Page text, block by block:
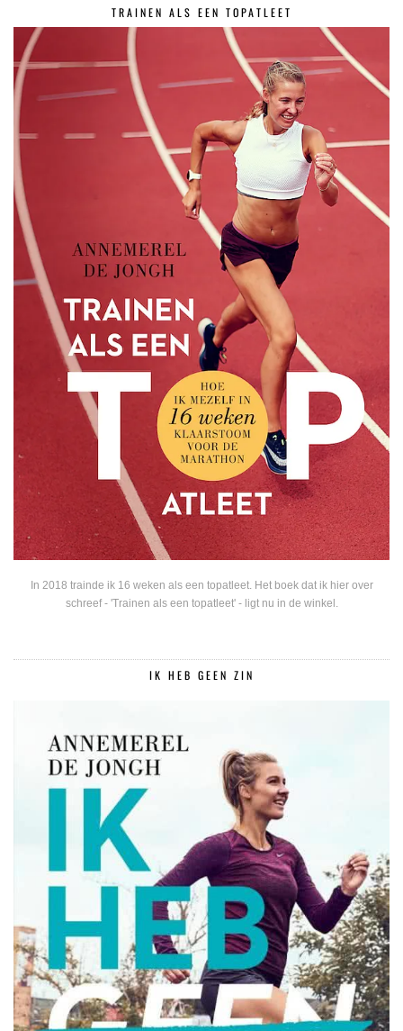
TRAINEN ALS EEN TOPATLEET
In 2018 trainde ik 16 weken als een topatleet. Het boek dat ik hier over
schreef - 'Trainen als een topatleet' - ligt nu in de winkel.
IK HEB GEEN ZIN